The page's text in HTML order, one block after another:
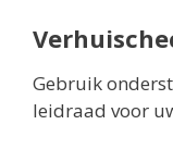
Gebruik
leidraad voor